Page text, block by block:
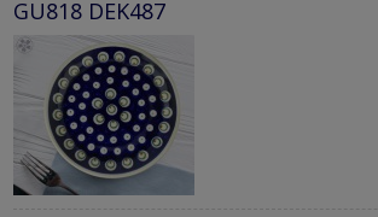
GU818 DEK487